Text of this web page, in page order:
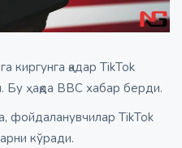
киргунга қадар TikTok
ҳақда BBC хабар берди.
фойдаланувчилар TikTok
кўради.